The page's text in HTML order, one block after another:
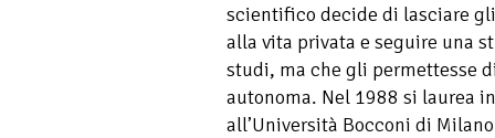
scientifico decide di lasciare
alla vita privata e seguire una
studi, ma che gli permettesse
autonoma. Nel 1988 si laurea
all’Università Bocconi di